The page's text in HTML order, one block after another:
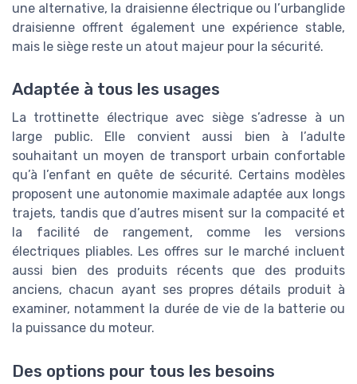
une alternative, la draisienne électrique ou l’urbanglide
draisienne offrent également une expérience stable,
mais le siège reste un atout majeur pour la sécurité.
Adaptée à tous les usages
La trottinette électrique avec siège s’adresse à un
large public. Elle convient aussi bien à l’adulte
souhaitant un moyen de transport urbain confortable
qu’à l’enfant en quête de sécurité. Certains modèles
proposent une autonomie maximale adaptée aux longs
trajets, tandis que d’autres misent sur la compacité et
la facilité de rangement, comme les versions
électriques pliables. Les offres sur le marché incluent
aussi bien des produits récents que des produits
anciens, chacun ayant ses propres détails produit à
examiner, notamment la durée de vie de la batterie ou
la puissance du moteur.
Des options pour tous les besoins